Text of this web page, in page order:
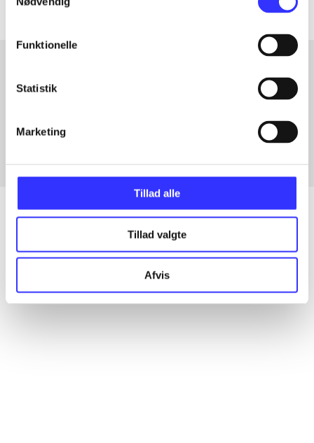
Funktionelle
Statistik
Marketing
Tillad alle
Tillad valgte
Afvis
Artikler med samme emner
Artikler
Alle registrerede artikler fordelt på udgivelser